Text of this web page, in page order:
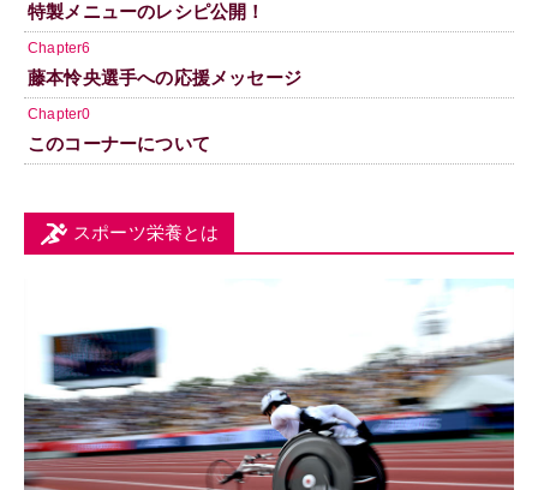
特製メニューのレシピ公開！
Chapter6
藤本怜央選手への応援メッセージ
Chapter0
このコーナーについて
スポーツ栄養とは